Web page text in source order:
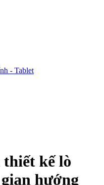
- Tablet
kế lò
hướng